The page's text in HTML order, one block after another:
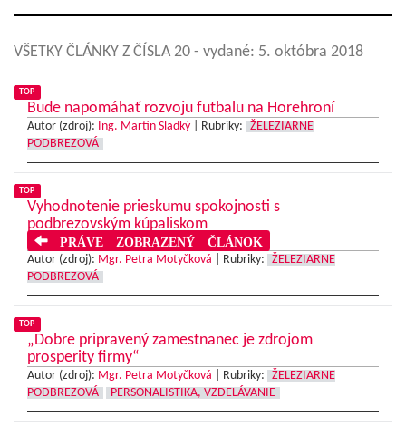
VŠETKY ČLÁNKY Z ČÍSLA 20 - vydané: 5. októbra 2018
TOP
Bude napomáhať rozvoju futbalu na Horehroní
Autor (zdroj): Ing. Martin Sladký Rubriky:
ŽELEZIARNE
PODBREZOVÁ
TOP
Vyhodnotenie prieskumu spokojnosti s
podbrezovským kúpaliskom
PRÁVE ZOBRAZENÝ ČLÁNOK
Autor (zdroj): Mgr. Petra Motyčková Rubriky:
ŽELEZIARNE
PODBREZOVÁ
TOP
„Dobre pripravený zamestnanec je zdrojom
prosperity firmy“
Autor (zdroj): Mgr. Petra Motyčková Rubriky:
ŽELEZIARNE
PODBREZOVÁ
PERSONALISTIKA, VZDELÁVANIE